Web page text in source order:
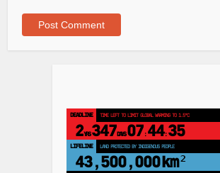
DEADLINE TIME LEFT TO LIMIT GLOBAL WARMING TO 1.5°C
2YRS 347DAYS 07 : 44: 34
LIFELINE LAND PROTECTED BY INDIGENOUS PEOPLE
43,500,000km²